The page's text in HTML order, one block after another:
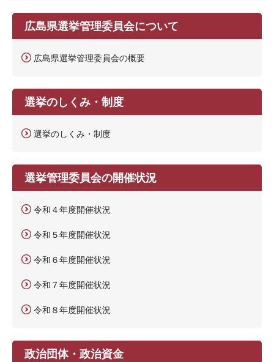
広島県選挙管理委員会について
広島県選挙管理委員会の概要
選挙のしくみ・制度
選挙のしくみ・制度
選挙管理委員会の開催状況
令和４年度開催状況
令和５年度開催状況
令和６年度開催状況
令和７年度開催状況
令和８年度開催状況
政治団体・政治資金